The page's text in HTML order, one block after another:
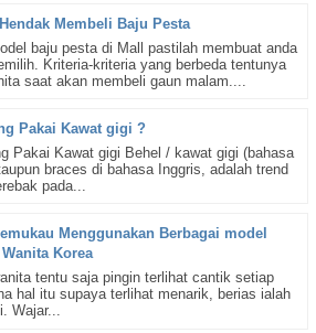
Membeli Baju Pesta
baju pesta di Mall pastilah membuat anda
Kriteria-kriteria yang berbeda tentunya
saat akan membeli gaun malam....
Pakai Kawat gigi ?
Pakai Kawat gigi Behel / kawat gigi (bahasa
braces di bahasa Inggris, adalah trend
pada...
Menggunakan Berbagai model
Korea
tentu saja pingin terlihat cantik setiap
hal itu supaya terlihat menarik, berias ialah
Wajar...